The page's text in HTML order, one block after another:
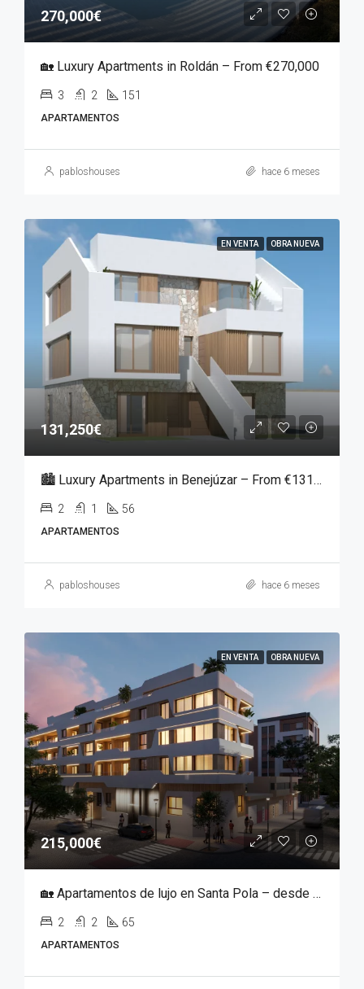
270,000€
🏡 Luxury Apartments in Roldán – From €270,000
3 2 151
APARTAMENTOS
pabloshouses hace 6 meses
EN VENTA OBRA NUEVA
131,250€
🏙️ Luxury Apartments in Benejúzar – From €131,250
2 1 56
APARTAMENTOS
pabloshouses hace 6 meses
EN VENTA OBRA NUEVA
215,000€
🏡 Apartamentos de lujo en Santa Pola – desde ~215 000 €
2 2 65
APARTAMENTOS